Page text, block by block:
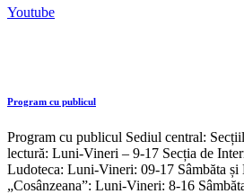
Youtube
Program cu publicul
Program cu publicul Sediul central:
lectură: Luni-Vineri – 9-17 Secția de
Ludoteca: Luni-Vineri: 09-17 Sâmbăta
„Cosânzeana”: Luni-Vineri: 8-16